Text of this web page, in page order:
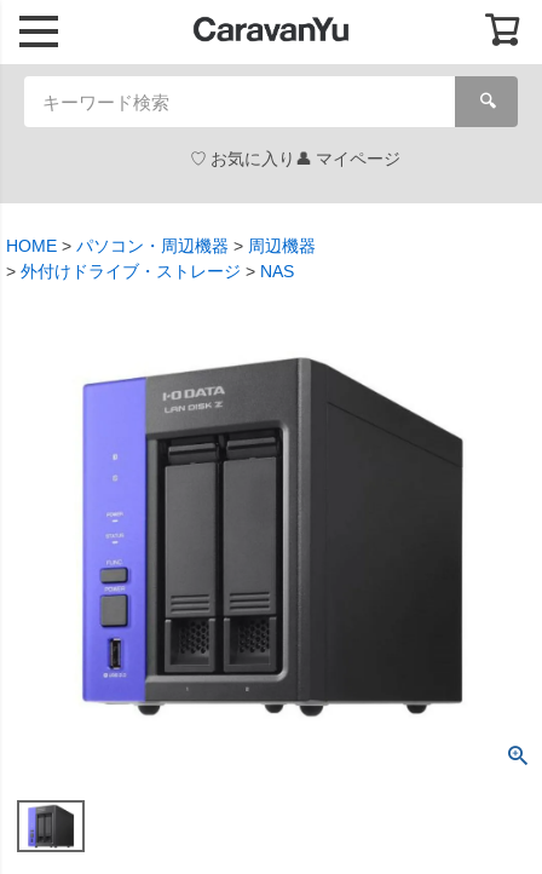
🔍
お気に入り マイページ
HOME パソコン・周辺機器
周辺機器
外付けドライブ・ストレージ
NAS